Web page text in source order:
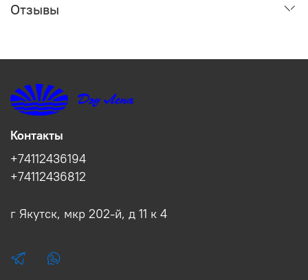
Отзывы
Контакты
+74112436194
+74112436812
г Якутск, мкр 202-й, д 11 к 4